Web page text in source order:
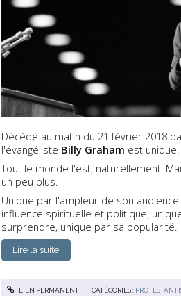
Décédé au matin du 21 février 2018
l'évangéliste Billy Graham est unique.
Tout le monde l'est, naturellement!
un peu plus.
Unique par l'ampleur de son
influence spirituelle et politique,
surprendre, unique par sa popularité.
Lire la suite
LIEN PERMANENT CATÉGORIES :